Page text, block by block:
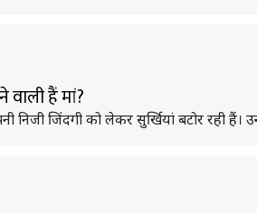
वाली हैं मां?
निजी जिंदगी को लेकर सुर्खियां बटोर रही